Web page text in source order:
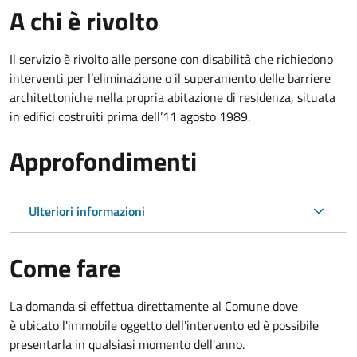
A chi è rivolto
Il servizio è rivolto alle persone con disabilità che richiedono
interventi per l’eliminazione o il superamento delle barriere
architettoniche nella propria abitazione di residenza, situata
in edifici costruiti prima dell’11 agosto 1989.
Approfondimenti
Ulteriori informazioni
Come fare
La domanda si effettua direttamente al Comune dove
è ubicato l'immobile oggetto dell'intervento ed è possibile
presentarla in qualsiasi momento dell'anno.